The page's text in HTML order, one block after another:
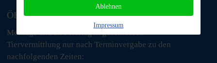
ÖFFNUNGSZEITEN
Montags und an Feiertagen geschlossen
Tiervermittlung nur nach Terminvergabe zu den
nachfolgenden Zeiten:
Ablehnen
Impressum